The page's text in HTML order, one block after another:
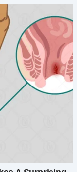
этого
спорим, ты и
делает
от
вызов?»
ответила я,
сможешь
твоей
то начнёшь